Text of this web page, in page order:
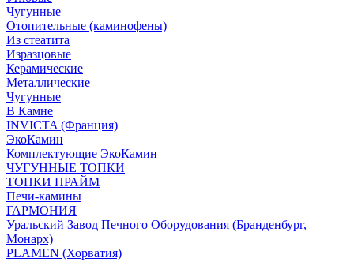
Чугунные
Отопительные (каминофены)
Из стеатита
Изразцовые
Керамические
Металлические
Чугунные
В Камне
INVICTA (Франция)
ЭкоКамин
Комплектующие ЭкоКамин
ЧУГУННЫЕ ТОПКИ
ТОПКИ ПРАЙМ
Печи-камины
ГАРМОНИЯ
Уральский Завод Печного Оборудования (Бранденбург,
Монарх)
PLAMEN (Хорватия)